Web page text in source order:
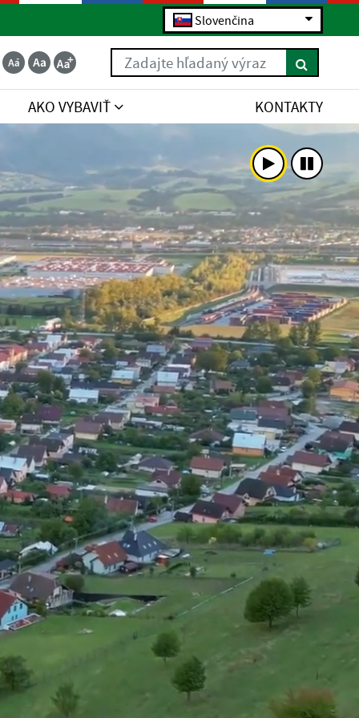
Slovenčina
Zadajte hľadaný výraz
AKO VYBAVIŤ KONTAKTY